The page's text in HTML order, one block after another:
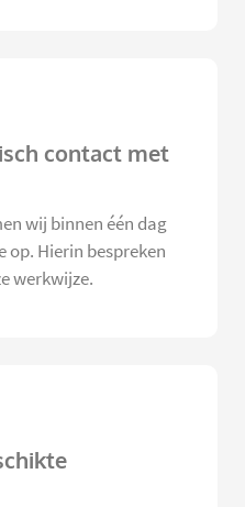
contact met
wij binnen één dag
Hierin bespreken
werkwijze.